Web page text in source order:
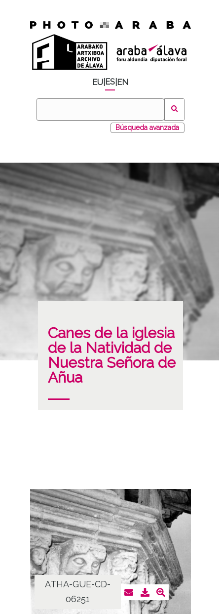
EU ES EN
Búsqueda avanzada
Canes de la iglesia
de la Natividad de
Nuestra Señora de
Añua
ATHA-GUE-CD-
06251